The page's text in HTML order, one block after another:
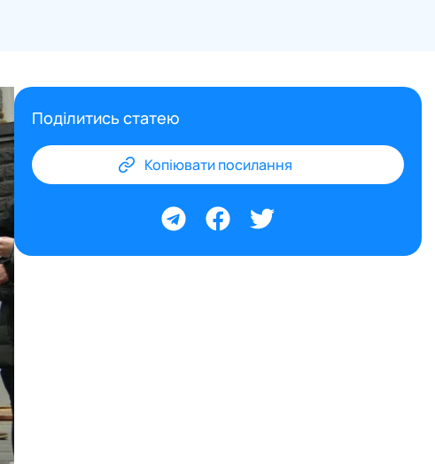
Поділитись статею
Копіювати посилання